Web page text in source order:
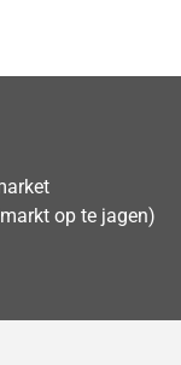
op te jagen)